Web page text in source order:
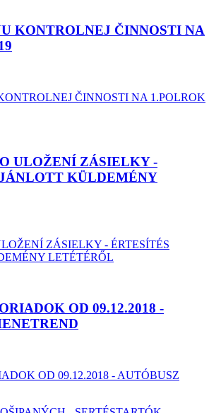
KONTROLNEJ ČINNOSTI NA
ČINNOSTI NA 1.POLROK
ULOŽENÍ ZÁSIELKY -
KÜLDEMÉNY
ZÁSIELKY - ÉRTESÍTÉS
LETÉTÉRŐL
OD 09.12.2018 -
OD 09.12.2018 - AUTÓBUSZ